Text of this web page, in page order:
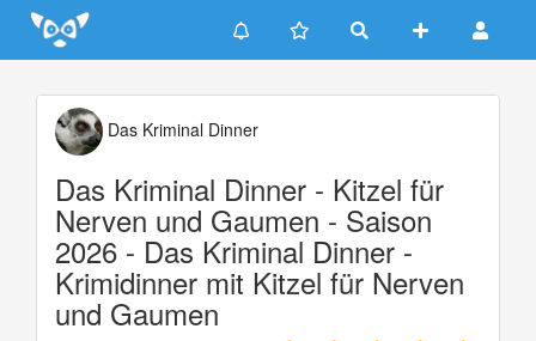
Update cookies preferences
Das Kriminal Dinner
Das Kriminal Dinner - Kitzel für
Nerven und Gaumen - Saison
2026 - Das Kriminal Dinner -
Krimidinner mit Kitzel für Nerven
und Gaumen